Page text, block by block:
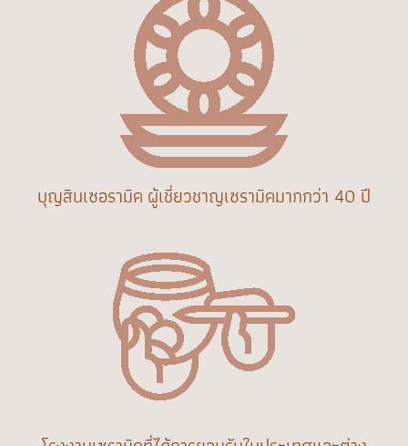
บุญสินเซอรามิค ผู้เชี่ยวชาญเซรามิคมากกว่า 40 ปี